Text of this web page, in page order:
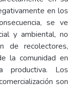
en los
se ve
y ambiental, no
de recolectores,
la comunidad en
productiva. Los
son